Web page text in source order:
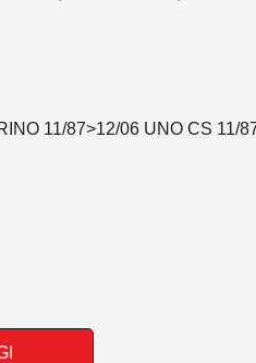
11/87>12/06 UNO CS 11/